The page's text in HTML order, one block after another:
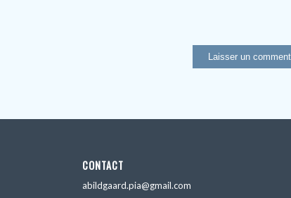
CONTACT
abildgaard.pia@gmail.com